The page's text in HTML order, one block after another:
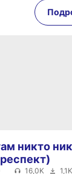
никто
16,0K 1,1K